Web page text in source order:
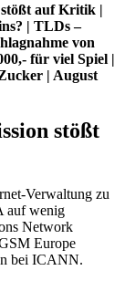
auf Kritik |
| TLDs –
von
für viel Spiel |
| August
stößt
Verwaltung zu
auf wenig
Network
Europe
bei ICANN.